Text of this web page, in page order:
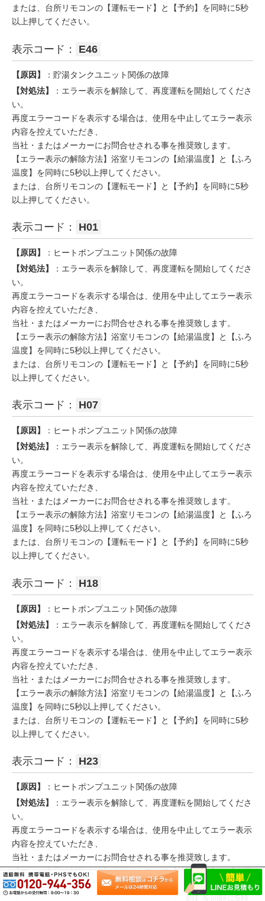
または、台所リモコンの【運転モード】と【予約】を同時に5秒
以上押してください。
表示コード： E46
【原因】
：貯湯タンクユニット関係の故障
【対処法】
：エラー表示を解除して、再度運転を開始してくださ
い。
再度エラーコードを表示する場合は、使用を中止してエラー表示
内容を控えていただき、
当社・またはメーカーにお問合せされる事を推奨致します。
【エラー表示の解除方法】浴室リモコンの【給湯温度】と【ふろ
温度】を同時に5秒以上押してください。
または、台所リモコンの【運転モード】と【予約】を同時に5秒
以上押してください。
表示コード： H01
【原因】
：ヒートポンプユニット関係の故障
【対処法】
：エラー表示を解除して、再度運転を開始してくださ
い。
再度エラーコードを表示する場合は、使用を中止してエラー表示
内容を控えていただき、
当社・またはメーカーにお問合せされる事を推奨致します。
【エラー表示の解除方法】浴室リモコンの【給湯温度】と【ふろ
温度】を同時に5秒以上押してください。
または、台所リモコンの【運転モード】と【予約】を同時に5秒
以上押してください。
表示コード： H07
【原因】
：ヒートポンプユニット関係の故障
【対処法】
：エラー表示を解除して、再度運転を開始してくださ
い。
再度エラーコードを表示する場合は、使用を中止してエラー表示
内容を控えていただき、
当社・またはメーカーにお問合せされる事を推奨致します。
【エラー表示の解除方法】浴室リモコンの【給湯温度】と【ふろ
温度】を同時に5秒以上押してください。
または、台所リモコンの【運転モード】と【予約】を同時に5秒
以上押してください。
表示コード： H18
【原因】
：ヒートポンプユニット関係の故障
【対処法】
：エラー表示を解除して、再度運転を開始してくださ
い。
再度エラーコードを表示する場合は、使用を中止してエラー表示
内容を控えていただき、
当社・またはメーカーにお問合せされる事を推奨致します。
【エラー表示の解除方法】浴室リモコンの【給湯温度】と【ふろ
温度】を同時に5秒以上押してください。
または、台所リモコンの【運転モード】と【予約】を同時に5秒
以上押してください。
表示コード： H23
【原因】
：ヒートポンプユニット関係の故障
【対処法】
：エラー表示を解除して、再度運転を開始してくださ
い。
再度エラーコードを表示する場合は、使用を中止してエラー表示
内容を控えていただき、
当社・またはメーカーにお問合せされる事を推奨致します。
【エラー表示の解除方法】浴室リモコンの【給湯温度】と【ふろ
温度】を同時に5秒以上押してください。
または、台所リモコンの【運転モード】と【予約】を同時に5秒